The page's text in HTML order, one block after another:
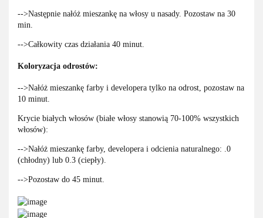
-->Następnie nałóż mieszankę na włosy u nasady. Pozostaw na 30
min.
-->Całkowity czas działania 40 minut.
Koloryzacja odrostów:
-->Nałóż mieszankę farby i developera tylko na odrost, pozostaw na
10 minut.
Krycie białych włosów (białe włosy stanowią 70-100% wszystkich
włosów):
-->Nałóż mieszankę farby, developera i odcienia naturalnego: .0
(chłodny) lub 0.3 (ciepły).
-->Pozostaw do 45 minut.